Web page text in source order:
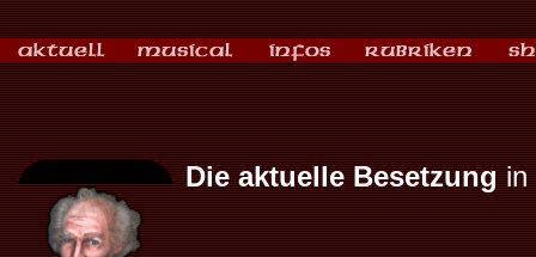
Die aktuelle Besetzungin